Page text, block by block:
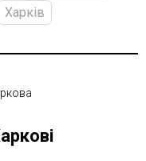
Харків